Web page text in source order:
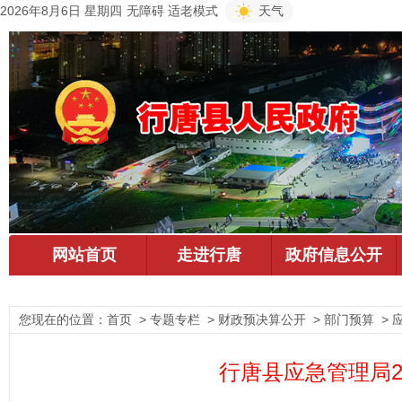
2026年8月6日 星期四 无障碍 适老模式 天气
您现在的位置： 首页 > 专题专栏 > 财政预决算公开 > 部门预算 >
行唐县应急管理局